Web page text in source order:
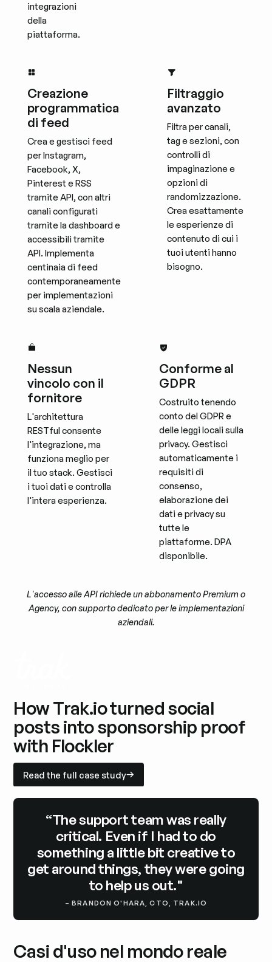
integrazioni
della
piattaforma.
Creazione
programmatica
di feed
Crea e gestisci feed
per Instagram,
Facebook, X,
Pinterest e RSS
tramite API, con altri
canali configurati
tramite la dashboard e
accessibili tramite
API. Implementa
centinaia di feed
contemporaneamente
per implementazioni
su scala aziendale.
Filtraggio
avanzato
Filtra per canali,
tag e sezioni, con
controlli di
impaginazione e
opzioni di
randomizzazione.
Crea esattamente
le esperienze di
contenuto di cui i
tuoi utenti hanno
bisogno.
Nessun
vincolo con il
fornitore
L'architettura
RESTful consente
l'integrazione, ma
funziona meglio per
il tuo stack. Gestisci
i tuoi dati e controlla
l'intera esperienza.
Conforme al
GDPR
Costruito tenendo
conto del GDPR e
delle leggi locali sulla
privacy. Gestisci
automaticamente i
requisiti di
consenso,
elaborazione dei
dati e privacy su
tutte le
piattaforme. DPA
disponibile.
L'accesso alle API richiede un abbonamento Premium o
Agency, con supporto dedicato per le implementazioni
aziendali.
How Trak.io turned social
posts into sponsorship proof
with Flockler
Read the full case study
“The support team was really
critical. Even if I had to do
something a little bit creative to
get around things, they were going
to help us out."
– BRANDON O'HARA, CTO, TRAK.IO
Casi d'uso nel mondo reale